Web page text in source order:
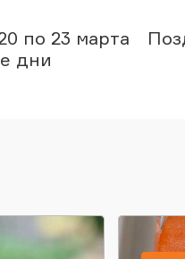
по 23 марта
дни